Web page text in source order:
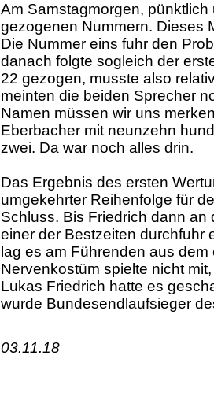
Am Samstagmorgen,
gezogenen Nummern. Dieses
Die Nummer eins fuhr den
danach folgte sogleich der
22 gezogen, musste also
meinten die beiden Sprecher
Namen müssen wir uns
Eberbacher mit neunzehn
zwei. Da war noch alles drin.
Das Ergebnis des ersten
umgekehrter Reihenfolge für
Schluss. Bis Friedrich dann
einer der Bestzeiten durchfuhr
lag es am Führenden aus
Nervenkostüm spielte nicht
Lukas Friedrich hatte es
wurde Bundesendlaufsieger
03.11.18